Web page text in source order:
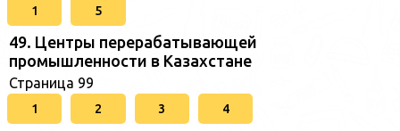
1 5
49. Центры перерабатывающей
промышленности в Казахстане
Страница 99
1 2 3 4